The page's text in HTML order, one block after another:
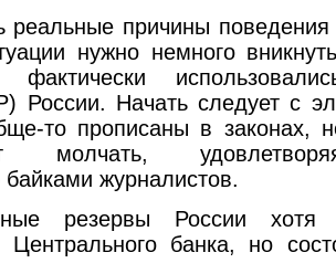
реальные причины поведения
нужно немного
России. Начать следует с
то прописаны в законах,
молчать,
журналистов.
резервы России
Центрального банка, но